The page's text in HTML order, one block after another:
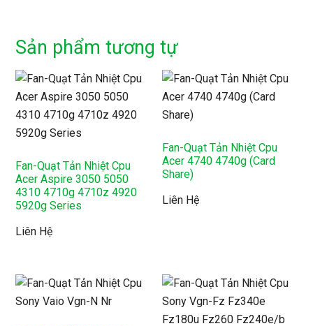
Sản phẩm tương tự
Fan-Quạt Tản Nhiệt Cpu
Acer Aspire 3050 5050
4310 4710g 4710z 4920
5920g Series
Liên Hệ
Fan-Quạt Tản Nhiệt Cpu
Acer 4740 4740g (Card
Share)
Liên Hệ